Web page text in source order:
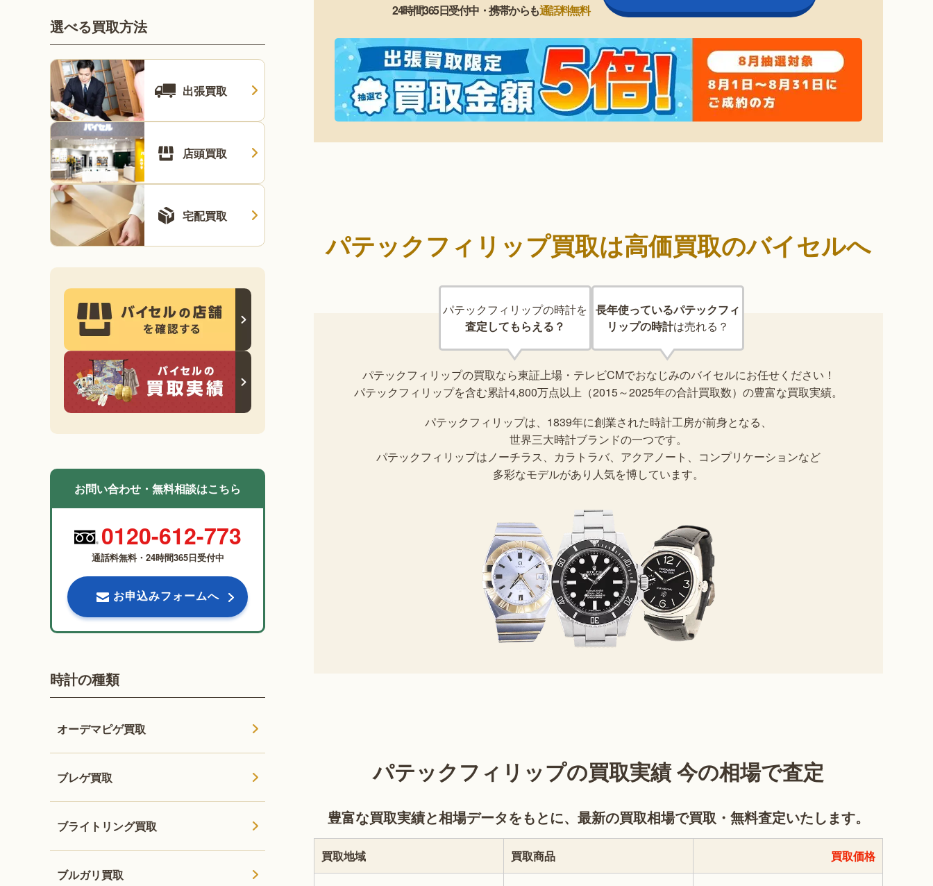
24時間365日受付中・携帯からも通話料無料
パテックフィリップ買取は高価買取のバイセルへ
パテックフィリップの時計を
査定してもらえる？
長年使っているパテックフィ
リップの時計は売れる？
パテックフィリップの買取なら東証上場・テレビCMでおなじみのバイセルにお任せください！
パテックフィリップを含む累計4,800万点以上（2015～2025年の合計買取数）の豊富な買取実績。
パテックフィリップは、1839年に創業された時計工房が前身となる、
世界三大時計ブランドの一つです。
パテックフィリップはノーチラス、カラトラバ、アクアノート、コンプリケーションなど
多彩なモデルがあり人気を博しています。
パテックフィリップの買取実績 今の相場で査定
豊富な買取実績と相場データをもとに、最新の買取相場で買取・無料査定いたします。
買取地域 買取商品 買取価格
選べる買取方法
出張買取
店頭買取
宅配買取
お問い合わせ・無料相談はこちら
0120-612-773
通話料無料・24時間365日受付中
お申込みフォームへ
時計の種類
オーデマピゲ買取
ブレゲ買取
ブライトリング買取
ブルガリ買取